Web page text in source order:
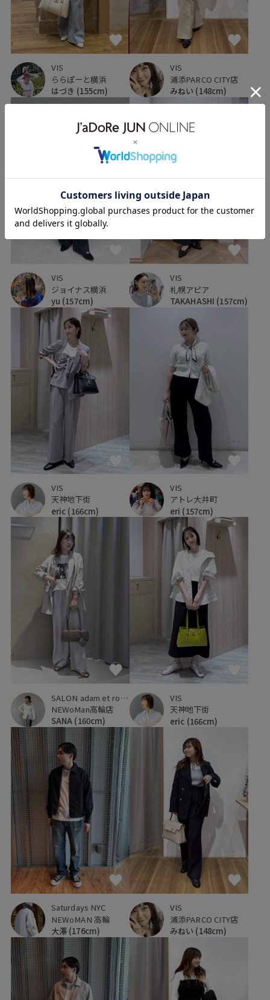
VIS
ららぽーと横浜
はづき (155cm)
VIS
浦添PARCO CITY店
みねい (148cm)
VIS
ジョイナス横浜
yu (157cm)
VIS
札幌アピア
TAKAHASHI (157cm)
VIS
天神地下街
eric (166cm)
VIS
アトレ大井町
eri (157cm)
SALON adam et ropé
NEWoMan高輪店
SANA (160cm)
VIS
天神地下街
eric (166cm)
Saturdays NYC
NEWoMAN 高輪
大澤 (176cm)
VIS
浦添PARCO CITY店
みねい (148cm)